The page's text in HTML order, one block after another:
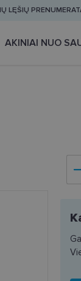
LĘŠIŲ
AKINIAI NUO